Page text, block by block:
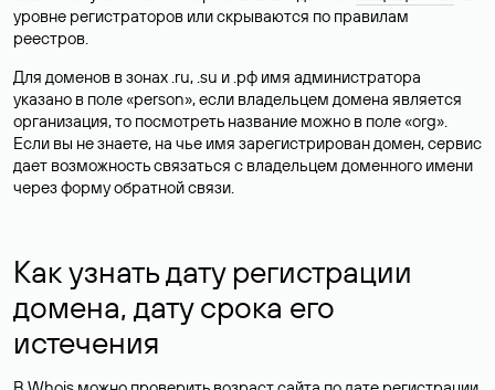
уровне регистраторов или скрываются по правилам
реестров.
Для доменов в зонах .ru, .su и .рф имя администратора
указано в поле «person», если владельцем домена является
организация, то посмотреть название можно в поле «org».
Если вы не знаете, на чье имя зарегистрирован домен, сервис
дает возможность связаться с владельцем доменного имени
через форму обратной связи.
Как узнать дату регистрации
домена, дату срока его
истечения